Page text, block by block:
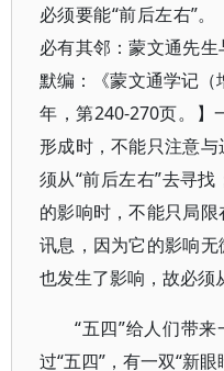
必须要能“前后左右”
必有其邻：蒙文通先
默编：《蒙文通学记
年，第240-270页。】
形成时，不能只注意
须从“前后左右”去寻
的影响时，不能只局
讯息，因为它的影响
也发生了影响，故必须
“五四”给人们带
过“五四”，有一双“新